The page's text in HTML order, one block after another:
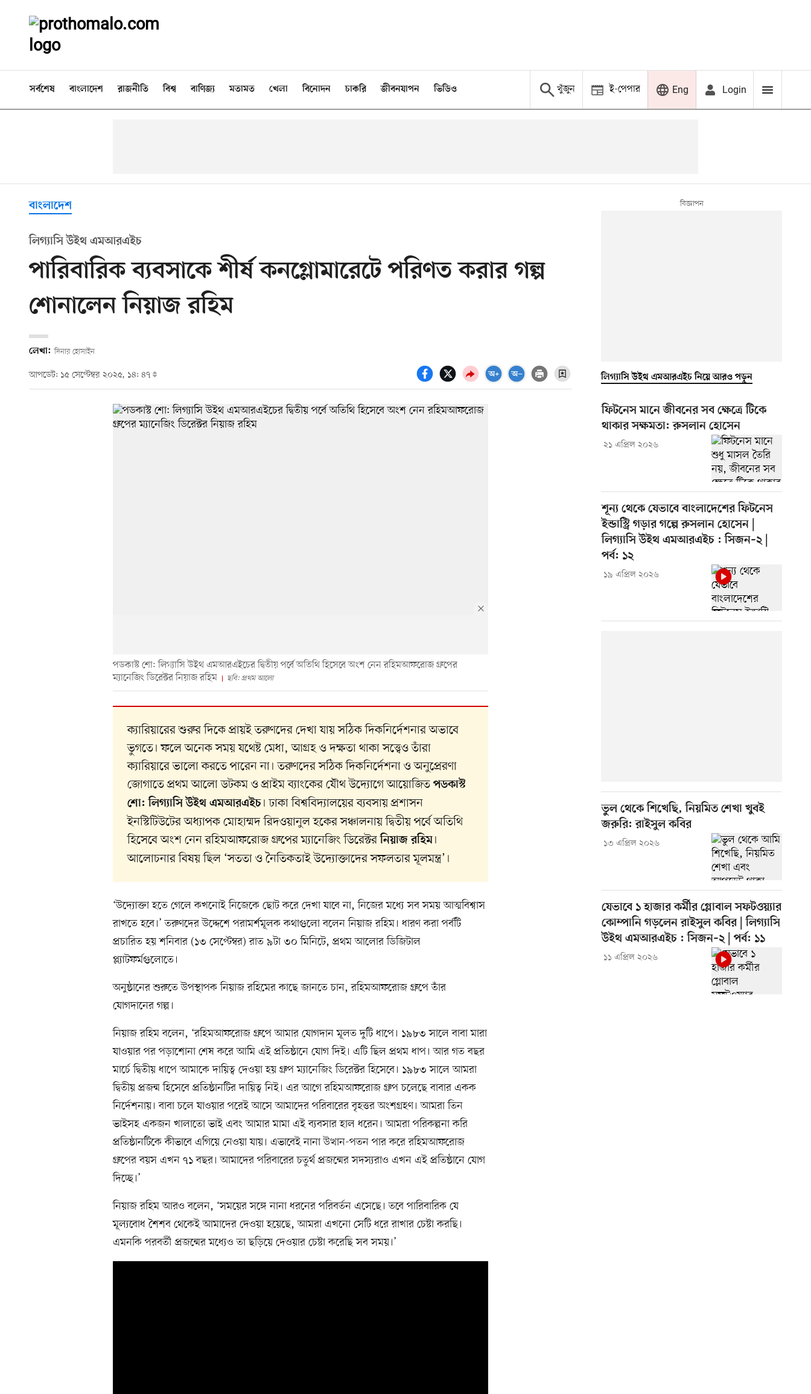
সর্বশেষ বাংলাদেশ রাজনীতি বিশ্ব বাণিজ্য মতামত খেলা বিনোদন চাকরি জীবনযাপন ভিডিও খুঁজুন ই-পেপার Eng Login
বাংলাদেশ
লিগ্যাসি উইথ এমআরএইচ
পারিবারিক ব্যবসাকে শীর্ষ কনগ্লোমারেটে পরিণত করার গল্প
শোনালেন নিয়াজ রহিম
লেখা: দিনার হোসাইন
আপডেট: ১৫ সেপ্টেম্বর ২০২৫, ১৪: ৪৭
পডকাস্ট শো: লিগ্যাসি উইথ এমআরএইচের দ্বিতীয় পর্বে অতিথি হিসেবে অংশ নেন রহিমআফরোজ গ্রুপের
ম্যানেজিং ডিরেক্টর নিয়াজ রহিম
ছবি: প্রথম আলো
ক্যারিয়ারের শুরুর দিকে প্রায়ই তরুণদের দেখা যায় সঠিক দিকনির্দেশনার অভাবে
ভুগতে। ফলে অনেক সময় যথেষ্ট মেধা, আগ্রহ ও দক্ষতা থাকা সত্ত্বেও তাঁরা
ক্যারিয়ারে ভালো করতে পারেন না। তরুণদের সঠিক দিকনির্দেশনা ও অনুপ্রেরণা
জোগাতে প্রথম আলো ডটকম ও প্রাইম ব্যাংকের যৌথ উদ্যোগে আয়োজিত পডকাস্ট
শো: লিগ্যাসি উইথ এমআরএইচ। ঢাকা বিশ্ববিদ্যালয়ের ব্যবসায় প্রশাসন
ইনস্টিটিউটের অধ্যাপক মোহাম্মদ রিদওয়ানুল হকের সঞ্চালনায় দ্বিতীয় পর্বে অতিথি
হিসেবে অংশ নেন রহিমআফরোজ গ্রুপের ম্যানেজিং ডিরেক্টরনিয়াজ রহিম।
আলোচনার বিষয় ছিল ‘সততা ও নৈতিকতাই উদ্যোক্তাদের সফলতার মূলমন্ত্র’।
‘উদ্যোক্তা হতে গেলে কখনোই নিজেকে ছোট করে দেখা যাবে না, নিজের মধ্যে সব সময় আত্মবিশ্বাস
রাখতে হবে।’ তরুণদের উদ্দেশে পরামর্শমূলক কথাগুলো বলেন নিয়াজ রহিম। ধারণ করা পর্বটি
প্রচারিত হয় শনিবার (১৩ সেপ্টেম্বর) রাত ৯টা ৩০ মিনিটে, প্রথম আলোর ডিজিটাল
প্ল্যাটফর্মগুলোতে।
অনুষ্ঠানের শুরুতে উপস্থাপক নিয়াজ রহিমের কাছে জানতে চান, রহিমআফরোজ গ্রুপে তাঁর
যোগদানের গল্প।
নিয়াজ রহিম বলেন, ‘রহিমআফরোজ গ্রুপে আমার যোগদান মূলত দুটি ধাপে। ১৯৮৩ সালে বাবা মারা
যাওয়ার পর পড়াশোনা শেষ করে আমি এই প্রতিষ্ঠানে যোগ দিই। এটি ছিল প্রথম ধাপ। আর গত বছর
মার্চে দ্বিতীয় ধাপে আমাকে দায়িত্ব দেওয়া হয় গ্রুপ ম্যানেজিং ডিরেক্টর হিসেবে। ১৯৮৩ সালে আমরা
দ্বিতীয় প্রজন্ম হিসেবে প্রতিষ্ঠানটির দায়িত্ব নিই। এর আগে রহিমআফরোজ গ্রুপ চলেছে বাবার একক
নির্দেশনায়। বাবা চলে যাওয়ার পরেই আসে আমাদের পরিবারের বৃহত্তর অংশগ্রহণ। আমরা তিন
ভাইসহ একজন খালাতো ভাই এবং আমার মামা এই ব্যবসার হাল ধরেন। আমরা পরিকল্পনা করি
প্রতিষ্ঠানটিকে কীভাবে এগিয়ে নেওয়া যায়। এভাবেই নানা উত্থান-পতন পার করে রহিমআফরোজ
গ্রুপের বয়স এখন ৭১ বছর। আমাদের পরিবারের চতুর্থ প্রজন্মের সদস্যরাও এখন এই প্রতিষ্ঠানে যোগ
দিচ্ছে।’
নিয়াজ রহিম আরও বলেন, ‘সময়ের সঙ্গে নানা ধরনের পরিবর্তন এসেছে। তবে পারিবারিক যে
মূল্যবোধ শৈশব থেকেই আমাদের দেওয়া হয়েছে, আমরা এখনো সেটি ধরে রাখার চেষ্টা করছি।
এমনকি পরবর্তী প্রজন্মের মধ্যেও তা ছড়িয়ে দেওয়ার চেষ্টা করেছি সব সময়।’
লিগ্যাসি উইথ এমআরএইচ নিয়ে আরও পড়ুন
ফিটনেস মানে জীবনের সব ক্ষেত্রে টিকে
থাকার সক্ষমতা: রুসলান হোসেন
২১ এপ্রিল ২০২৬
শূন্য থেকে যেভাবে বাংলাদেশের ফিটনেস
ইন্ডাস্ট্রি গড়ার গল্পে রুসলান হোসেন |
লিগ্যাসি উইথ এমআরএইচ : সিজন–২ |
পর্ব: ১২
১৯ এপ্রিল ২০২৬
ভুল থেকে শিখেছি, নিয়মিত শেখা খুবই
জরুরি: রাইসুল কবির
১৩ এপ্রিল ২০২৬
যেভাবে ১ হাজার কর্মীর গ্লোবাল সফটওয়্যার
কোম্পানি গড়লেন রাইসুল কবির | লিগ্যাসি
উইথ এমআরএইচ : সিজন–২ | পর্ব: ১১
১১ এপ্রিল ২০২৬